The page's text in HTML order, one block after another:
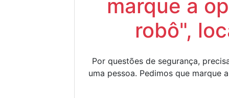
marque a
robô",
Por questões de segurança,
uma pessoa. Pedimos que marque